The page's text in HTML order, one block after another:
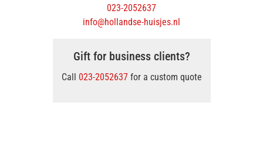
023-2052637
info@hollandse-huisjes.nl
Gift for business clients?
Call 023-2052637for a custom quote